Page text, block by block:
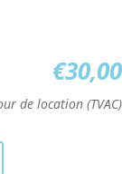
€30,00
de location (TVAC)